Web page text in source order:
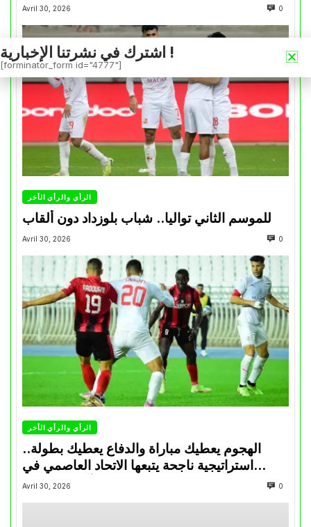
Avril 30, 2026 0
الرأي والرأي الأخر
للموسم الثاني تواليا.. شباب بلوزداد دون ألقاب
Avril 30, 2026 0
الرأي والرأي الأخر
الهجوم يعطيك مباراة والدفاع يعطيك بطولة..
استراتيجية ناجحة يتبعها الاتحاد العاصمي في
تتويجاته آخر السنوات
Avril 30, 2026 0
اشترك في نشرتنا الإخبارية !
[forminator_form id="4777"]